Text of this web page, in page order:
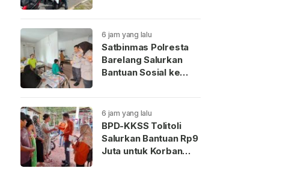
6 jam yang lalu
Satbinmas Polresta
Barelang Salurkan
Bantuan Sosial ke
6 jam yang lalu
BPD-KKSS Tolitoli
Salurkan Bantuan Rp9
Juta untuk Korban